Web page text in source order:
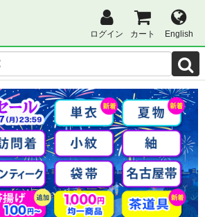
ログイン カート English